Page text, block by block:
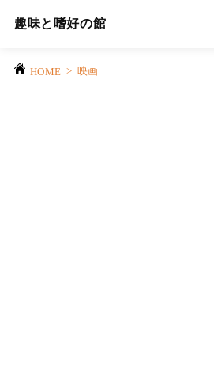
趣味と嗜好の館
HOME > 映画